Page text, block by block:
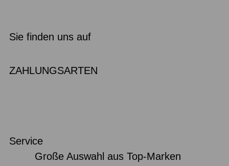
Sie finden uns auf
ZAHLUNGSARTEN
Service
Große Auswahl aus Top-Marken